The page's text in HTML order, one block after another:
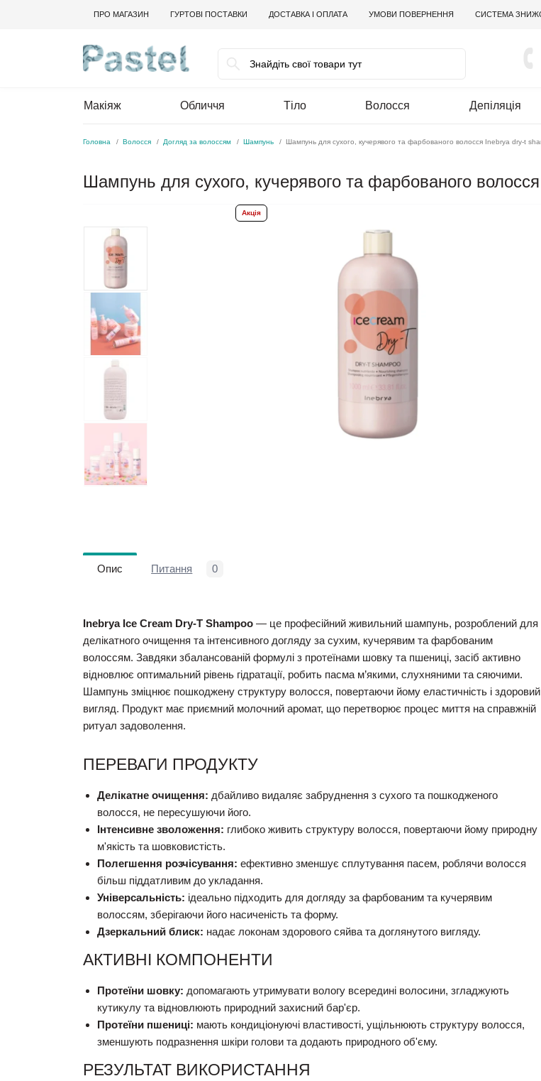
ПРО МАГАЗИН ГУРТОВІ ПОСТАВКИ ДОСТАВКА І ОПЛАТА УМОВИ ПОВЕРНЕННЯ СИСТЕМА
Макіяж Обличчя Тіло Волосся Депіляція
Головна Волосся Догляд за волоссям Шампунь Шампунь для сухого, кучерявого та фарбованого волосся Inebrya dry-t
Шампунь для сухого, кучерявого та фарбованого
Акція
Опис Питання 0
Inebrya Ice Cream Dry-T Shampoo — це професійний живильний шампунь, розроблений для
делікатного очищення та інтенсивного догляду за сухим, кучерявим та фарбованим
волоссям. Завдяки збалансованій формулі з протеїнами шовку та пшениці, засіб активно
відновлює оптимальний рівень гідратації, робить пасма м’якими, слухняними та сяючими.
Шампунь зміцнює пошкоджену структуру волосся, повертаючи йому еластичність і здоровий
вигляд. Продукт має приємний молочний аромат, що перетворює процес миття на справжній
ритуал задоволення.
ПЕРЕВАГИ ПРОДУКТУ
Делікатне очищення: дбайливо видаляє забруднення з сухого та пошкодженого
волосся, не пересушуючи його.
Інтенсивне зволоження: глибоко живить структуру волосся, повертаючи йому природну
м'якість та шовковистість.
Полегшення розчісування: ефективно зменшує сплутування пасем, роблячи волосся
більш піддатливим до укладання.
Універсальність: ідеально підходить для догляду за фарбованим та кучерявим
волоссям, зберігаючи його насиченість та форму.
Дзеркальний блиск: надає локонам здорового сяйва та доглянутого вигляду.
АКТИВНІ КОМПОНЕНТИ
Протеїни шовку: допомагають утримувати вологу всередині волосини, згладжують
кутикулу та відновлюють природний захисний бар'єр.
Протеїни пшениці: мають кондиціонуючі властивості, ущільнюють структуру волосся,
зменшують подразнення шкіри голови та додають природного об'єму.
РЕЗУЛЬТАТ ВИКОРИСТАННЯ